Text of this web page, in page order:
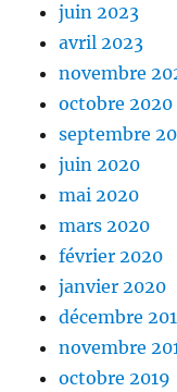
juin 2023
avril 2023
novembre
octobre 2020
septembre
juin 2020
mai 2020
mars 2020
février 2020
janvier 2020
décembre
novembre
octobre 2019